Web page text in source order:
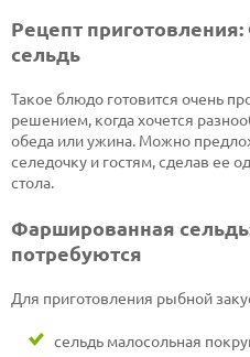
Рецепт
сельдь
Такое блюдо готовится очень
решением, когда хочется
обеда или ужина. Можно
селедочку и гостям, сделав ее
стола.
Фаршированная
потребуются
Для приготовления рыбной
сельдь малосольная